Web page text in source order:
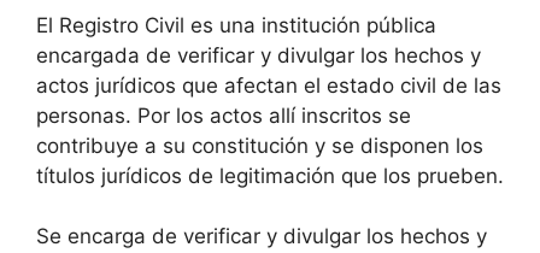
El Registro Civil es una institución pública
encargada de verificar y divulgar los hechos y
actos jurídicos que afectan el estado civil de las
personas. Por los actos allí inscritos se
contribuye a su constitución y se disponen los
títulos jurídicos de legitimación que los prueben.
Se encarga de verificar y divulgar los hechos y